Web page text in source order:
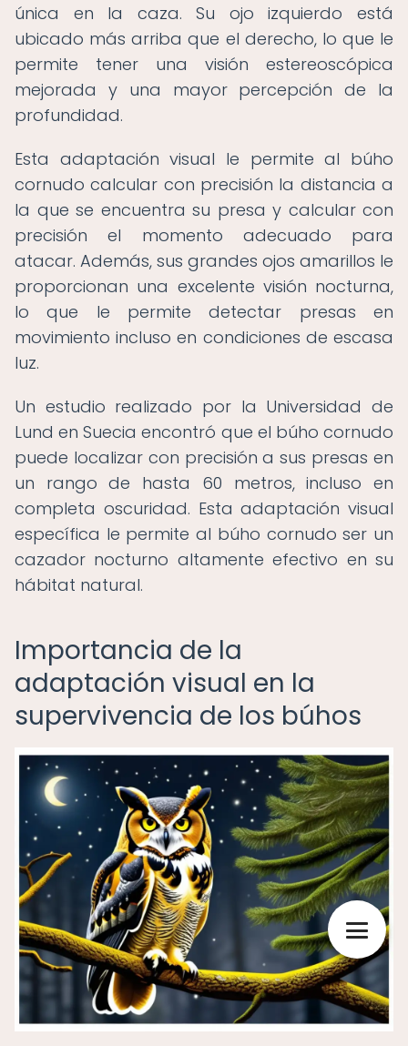
única en la caza. Su ojo izquierdo está
ubicado más arriba que el derecho, lo que le
permite tener una visión estereoscópica
mejorada y una mayor percepción de la
profundidad.
Esta adaptación visual le permite al búho
cornudo calcular con precisión la distancia a
la que se encuentra su presa y calcular con
precisión el momento adecuado para
atacar. Además, sus grandes ojos amarillos le
proporcionan una excelente visión nocturna,
lo que le permite detectar presas en
movimiento incluso en condiciones de escasa
luz.
Un estudio realizado por la Universidad de
Lund en Suecia encontró que el búho cornudo
puede localizar con precisión a sus presas en
un rango de hasta 60 metros, incluso en
completa oscuridad. Esta adaptación visual
específica le permite al búho cornudo ser un
cazador nocturno altamente efectivo en su
hábitat natural.
Importancia de la
adaptación visual en la
supervivencia de los búhos